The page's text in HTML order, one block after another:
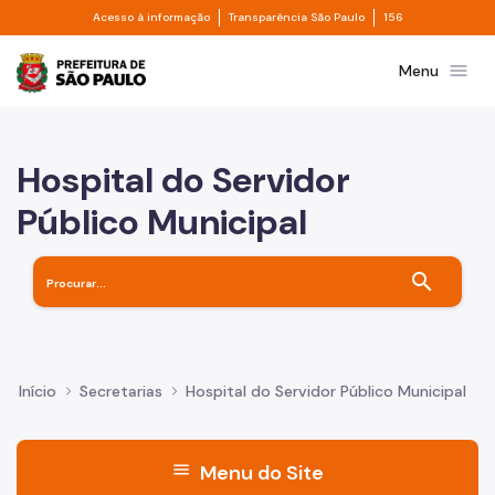
Pular para o Conteúdo principal
Acesso à informação Divisor de acesso à informação
Transparência São Paulo Divisor de
156
Prefeitura de São PauloMenu menu
Hospital do Servidor
Público Municipal
search
Início Secretarias Hospital do Servidor Público Municipal
menu Menu do Site